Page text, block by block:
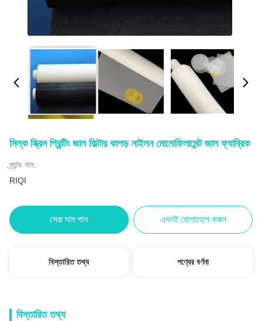
সিল্ক স্ক্রিন প্রিন্টিং জাল ফিল্টার কাপড় নাইলন মোনোফিলামেন্ট জাল ফ্যাব্রিক
ব্র্যান্ড নাম:
RIQI
সেরা দাম পান এখনই যোগাযোগ করুন
বিস্তারিত তথ্য পণ্যের বর্ণনা
বিস্তারিত তথ্য